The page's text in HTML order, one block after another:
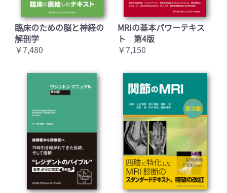
臨床のための脳と神経の
解剖学
￥7,480
MRIの基本パワーテキス
ト 第4版
￥7,150